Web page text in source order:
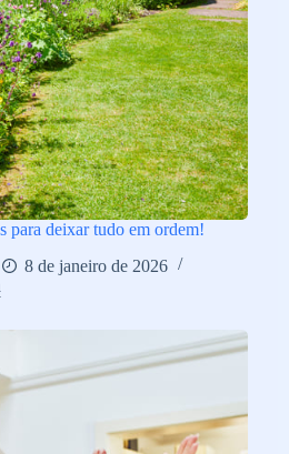
para deixar tudo em ordem!
8 de janeiro de 2026